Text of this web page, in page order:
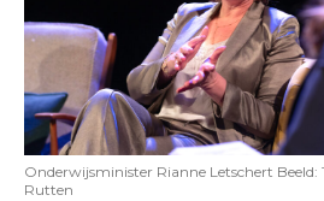
Onderwijsminister Rianne Letschert Beeld:
Rutten